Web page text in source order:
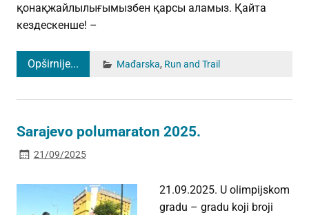
қонақжайлылығымызбен қарсы аламыз. Қайта
кездескенше! –
Opširnije... Mađarska, Run and Trail
Sarajevo polumaraton 2025.
21/09/2025
21.09.2025. U olimpijskom
gradu – gradu koji broji